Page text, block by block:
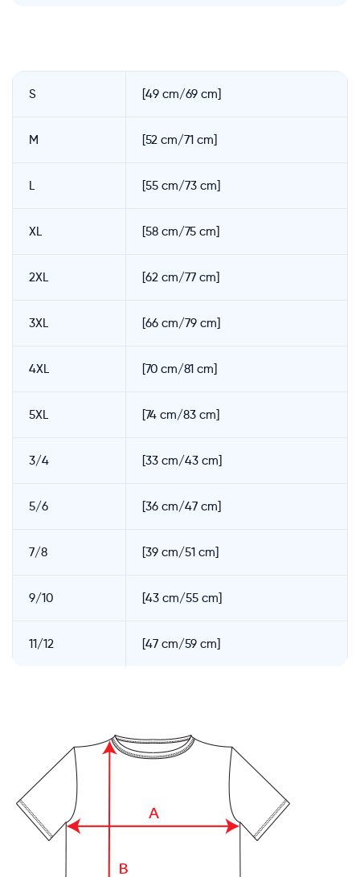
S [49 cm/69 cm]
M [52 cm/71 cm]
L [55 cm/73 cm]
XL [58 cm/75 cm]
2XL [62 cm/77 cm]
3XL [66 cm/79 cm]
4XL [70 cm/81 cm]
5XL [74 cm/83 cm]
3/4 [33 cm/43 cm]
5/6 [36 cm/47 cm]
7/8 [39 cm/51 cm]
9/10 [43 cm/55 cm]
11/12 [47 cm/59 cm]